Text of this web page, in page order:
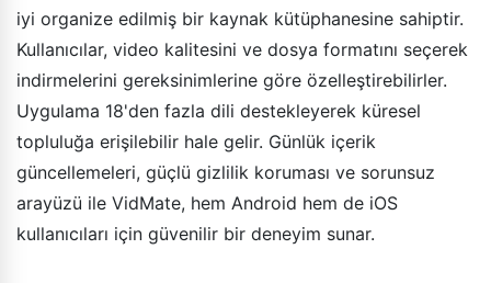
iyi organize edilmiş bir kaynak kütüphanesine sahiptir.
Kullanıcılar, video kalitesini ve dosya formatını seçerek
indirmelerini gereksinimlerine göre özelleştirebilirler.
Uygulama 18'den fazla dili destekleyerek küresel
topluluğa erişilebilir hale gelir. Günlük içerik
güncellemeleri, güçlü gizlilik koruması ve sorunsuz
arayüzü ile VidMate, hem Android hem de iOS
kullanıcıları için güvenilir bir deneyim sunar.